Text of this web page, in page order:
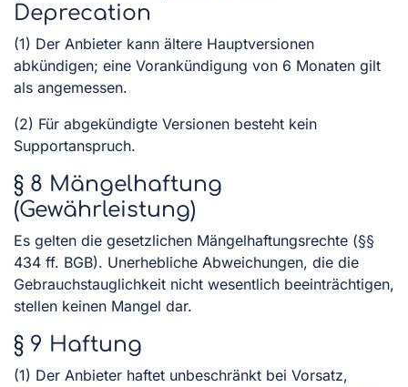
Deprecation
(1) Der Anbieter kann ältere Hauptversionen
abkündigen; eine Vorankündigung von 6 Monaten gilt
als angemessen.
(2) Für abgekündigte Versionen besteht kein
Supportanspruch.
§ 8 Mängelhaftung
(Gewährleistung)
Es gelten die gesetzlichen Mängelhaftungsrechte (§§
434 ff. BGB). Unerhebliche Abweichungen, die die
Gebrauchstauglichkeit nicht wesentlich beeinträchtigen,
stellen keinen Mangel dar.
§ 9 Haftung
(1) Der Anbieter haftet unbeschränkt bei Vorsatz,